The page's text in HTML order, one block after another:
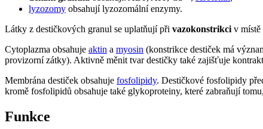
lyzozomy obsahují lyzozomální enzymy.
Látky z destičkových granul se uplatňují při vazokonstrikci v místě
Cytoplazma obsahuje aktin a myosin (konstrikce destiček má
provizorní zátky). Aktivně měnit tvar destičky také zajišťuje
Membrána destiček obsahuje fosfolipidy. Destičkové fosfolipidy
kromě fosfolipidů obsahuje také glykoproteiny, které zabraňují
Funkce